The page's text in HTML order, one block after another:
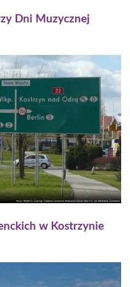
Dni Muzycznej
w Kostrzynie